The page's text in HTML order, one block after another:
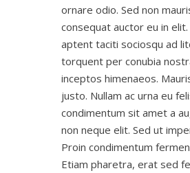
ornare odio. Sed non
consequat auctor eu in elit.
aptent taciti sociosqu ad
torquent per conubia
inceptos himenaeos.
justo. Nullam ac urna eu
condimentum sit amet a
non neque elit. Sed ut
Proin condimentum
Etiam pharetra, erat sed